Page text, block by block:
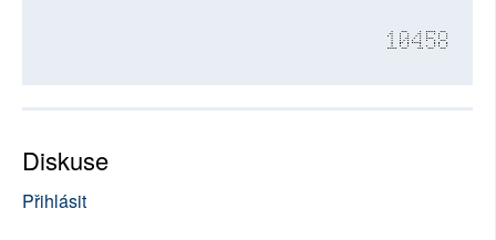
10458
Diskuse
Přihlásit